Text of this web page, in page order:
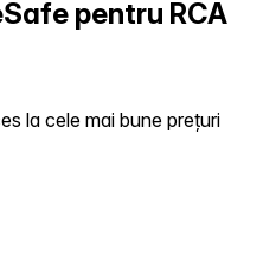
pentru RCA
la cele mai bune prețuri